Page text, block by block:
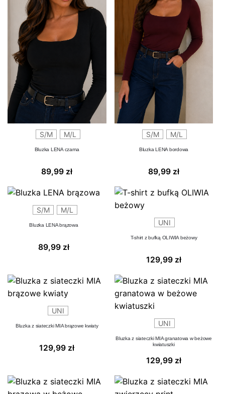
S/M M/L
Bluzka LENA czarna
89,99 zł
S/M M/L
Bluzka LENA bordowa
89,99 zł
S/M M/L
Bluzka LENA brązowa
89,99 zł
UNI
T-shirt z bufką OLIWIA beżowy
129,99 zł
UNI
Bluzka z siateczki MIA brązowe kwiaty
129,99 zł
UNI
Bluzka z siateczki MIA granatowa w beżowe
kwiatuszki
129,99 zł